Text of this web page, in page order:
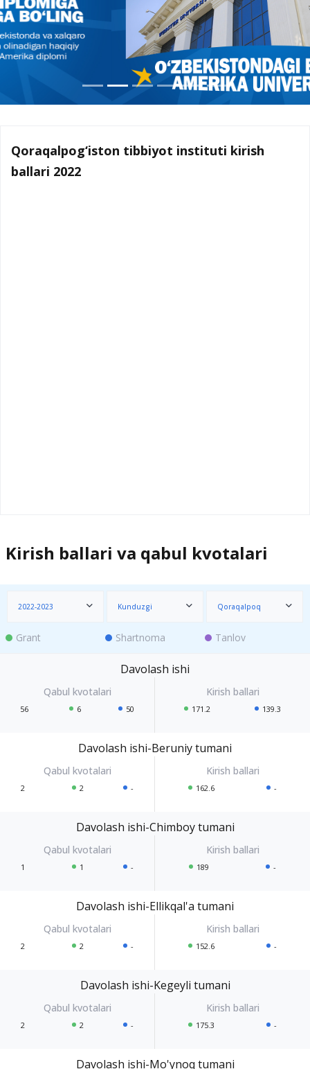
Qoraqalpog‘iston tibbiyot instituti kirish
ballari 2022
Kirish ballari va qabul kvotalari
2022-2023 Kunduzgi Qoraqalpoq
Grant Shartnoma Tanlov
Davolash ishi
56 6 50 171.2 139.3
Davolash ishi-Beruniy tumani
2 2 - 162.6 -
Davolash ishi-Chimboy tumani
1 1 - 189 -
Davolash ishi-Ellikqal'a tumani
2 2 - 152.6 -
Davolash ishi-Kegeyli tumani
2 2 - 175.3 -
Davolash ishi-Mo'ynoq tumani